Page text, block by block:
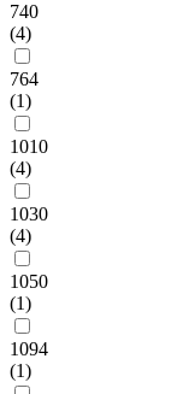
740
(4)
764
(1)
1010
(4)
1030
(4)
1050
(1)
1094
(1)